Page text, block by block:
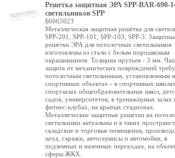
Решетка защитная ЭРА SPP-BAR-690-
светильников SPP
Б0065023
Металлическая защитная решётка для
SPP-201, SPP-101, SPP-103, SPP-3.
решётки ЭРА для потолочных светильников
изготовлены из стали с белым порошковым
окрашиванием. Толщина прутьев - 3 мм.
защита от механических повреждений
потолочным светильникам, установленным
спортивных объектах - в спортивных
спортзалах общеобразовательных школ,
садов, университетов, в тренажёрных залах
фитнес-клубах, на крытых стадионах.
Металлические защитные решётки на
светильники актуальны и в таких
складские и торговые помещения,
цеха, гаражи, автосервисы и автомойки, в
подземных и наземных переходах, на
сферы ЖКХ.